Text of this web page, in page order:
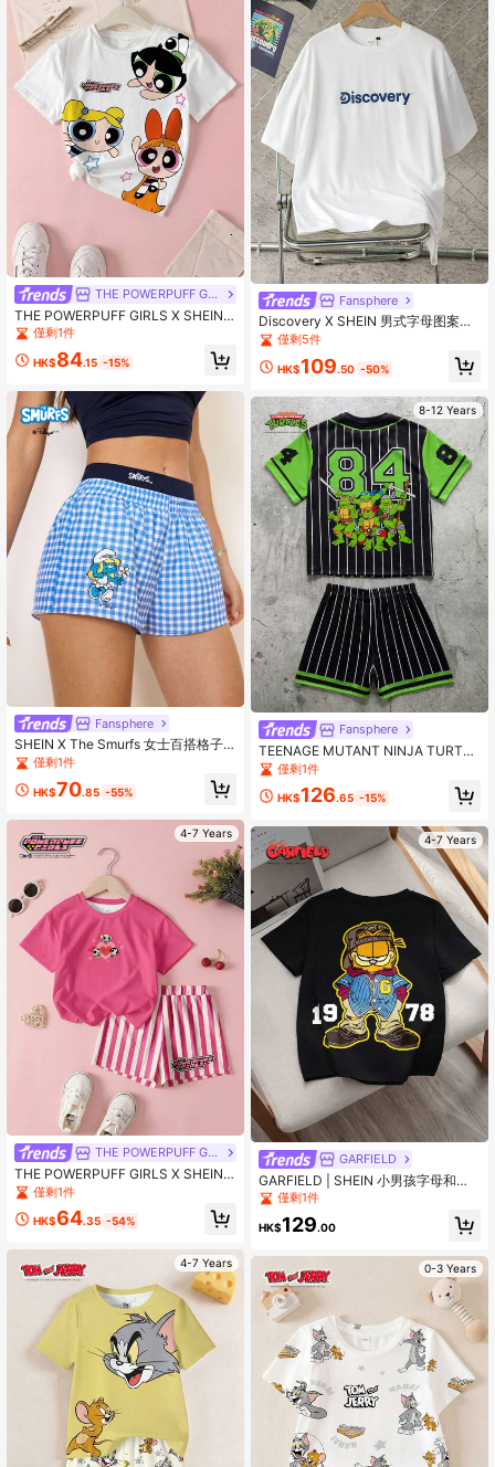
THE POWERPUFF GIRLS
THE POWERPUFF GIRLS X SHEIN T
ween女孩花朵泡泡毛茛花圖案短袖T
恤 Powerpuff Tween女孩動漫上衣 P
owerpuff Girls卡通印花圖案T恤
僅剩1件
HK$84.15 -15%
Fansphere
SHEIN X The Smurfs 女士百搭格子
休闲短裤
僅剩1件
HK$70.85 -55%
4-7 Years
THE POWERPUFF GIRLS
THE POWERPUFF GIRLS X SHEIN
少女花朵、泡泡、毛茛图案圆领短袖T
恤和条纹印花短裤套装
僅剩1件
HK$64.35 -54%
4-7 Years
Fansphere
Discovery X SHEIN 男式字母图案白
色圆领短袖T恤
僅剩5件
HK$109.50 -50%
8-12 Years
Fansphere
TEENAGE MUTANT NINJA TURTLE
S | SHEIN 男童字母数字印花圆领短
袖T恤和短裤休闲日常套装
僅剩1件
HK$126.65 -15%
4-7 Years
GARFIELD
GARFIELD | SHEIN 小男孩字母和卡
通图案圆领短袖T恤
僅剩1件
HK$129.00
0-3 Years